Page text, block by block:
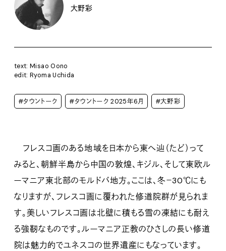
大野彩
text: Misao Oono
edit: Ryoma Uchida
#タウントーク #タウントーク 2025年6月 #大野彩
フレスコ画のある地域を日本から東へ辿（たど）って
みると、朝鮮半島から中国の敦煌、キジル、そして東欧ル
ーマニア東北部のモルドバ地方。ここは、冬－30℃にも
なりますが、フレスコ画に覆われた修道院群が見られま
す。美しいフレスコ画は北壁に積もる雪の凍結にも耐え
る強靭なものです。ルーマニア正教のひさしの長い修道
院は魅力的でユネスコの世界遺産にもなっています。